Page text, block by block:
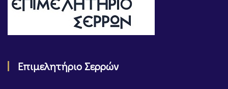
Επιμελητήριο Σερρών